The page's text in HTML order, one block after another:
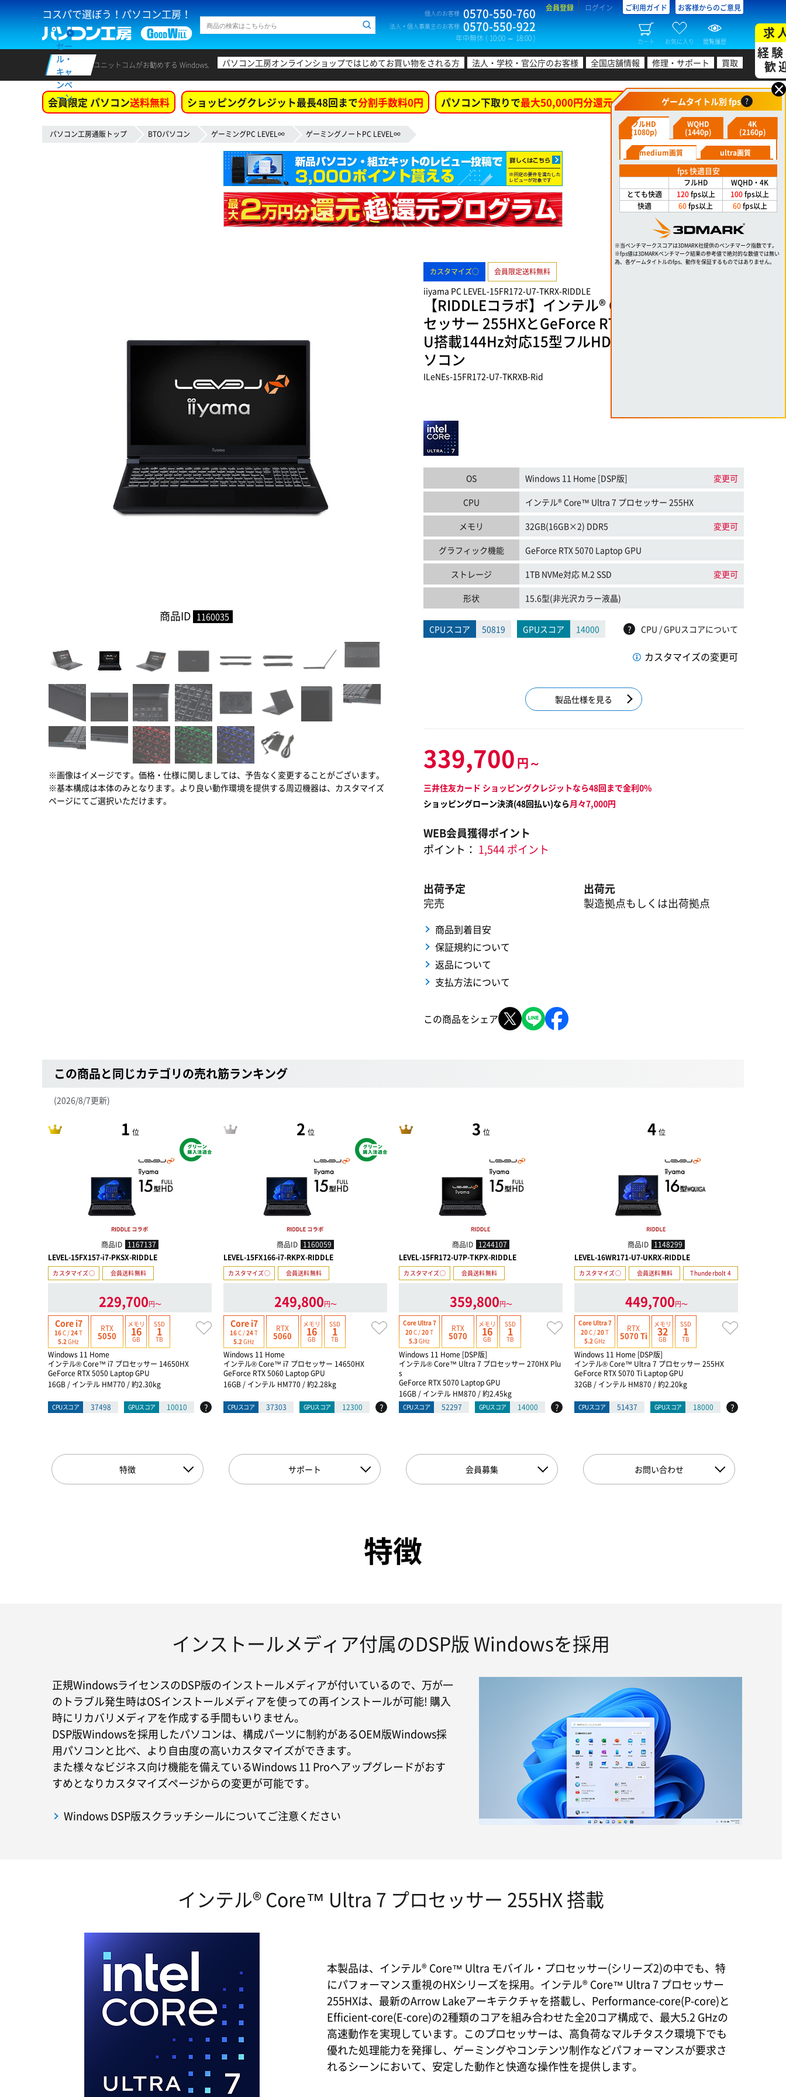
コスパで選ぼう！パソコン工房！ 個人のお客様 0570-550-760
法人・個人事業主のお客様 0570-550-922
年中無休 ( 10:00 ～ 18:00 )
会員登録 ログイン ご利用ガイド お客様からのご意見
カート お気に入り 閲覧履歴
セー
ル・
キャ
ンペ
ーン
ユニットコムがお勧めする Windows. パソコン工房オンラインショップではじめてお買い物をされる方 法人・学校・官公庁のお客様 全国店舗情報 修理・サポート 買取
求
経
歓
会員限定 パソコン送料無料 ショッピングクレジット最長48回まで分割手数料0円 パソコン下取りで最大50,000円分還元！
パソコン工房通販トップ BTOパソコン ゲーミングPC LEVEL∞ ゲーミングノートPC LEVEL∞
商品ID 1160035
※画像はイメージです。価格・仕様に関しましては、予告なく変更することがございます。
※基本構成は本体のみとなります。より良い動作環境を提供する周辺機器は、カスタマイズ
ページにてご選択いただけます。
カスタマイズ○ 会員限定送料無料
iiyama PC LEVEL-15FR172-U7-TKRX-RIDDLE
【RIDDLEコラボ】インテル® Core™ Ultra 7 プロ
セッサー 255HXとGeForce RTX 5070 Laptop GP
U搭載144Hz対応15型フルHDゲーミングノートパ
ソコン
ILeNEs-15FR172-U7-TKRXB-Rid
OS Windows 11 Home [DSP版] 変更可
CPU インテル® Core™ Ultra 7 プロセッサー 255HX
メモリ 32GB(16GB×2) DDR5 変更可
グラフィック機能 GeForce RTX 5070 Laptop GPU
ストレージ 1TB NVMe対応 M.2 SSD 変更可
形状 15.6型(非光沢カラー液晶)
CPUスコア 50819 GPUスコア 14000 ? CPU / GPUスコアについて
×
ゲームタイトル別 fps ?
フルHD
(1080p)
WQHD
(1440p)
4K
(2160p)
medium画質
ultra画質
fps 快適目安
フルHD
WQHD・4K
とても快適
120fps以上 100fps以上
快適
60fps以上 60fps以上
※当ベンチマークスコアは3DMARK社提供のベンチマーク指数です。
※fps値は3DMARKベンチマーク結果の参考値で絶対的な数値では無い
為、各ゲームタイトルのfps、動作を保証するものではありません。
カスタマイズの変更可
製品仕様を見る
339,700 円～
三井住友カード ショッピングクレジットなら48回まで金利0%
ショッピングローン決済(48回払い)なら月々7,000円
WEB会員獲得ポイント
ポイント： 1,544 ポイント
出荷予定
完売
出荷元
製造拠点もしくは出荷拠点
商品到着目安
保証規約について
返品について
支払方法について
この商品をシェア
この商品と同じカテゴリの売れ筋ランキング
(2026/8/7更新)
1 位
商品ID 1167137
LEVEL-15FX157-i7-PKSX-RIDDLE
カスタマイズ○ 会員送料無料
229,700円〜
Core i7
16C /24T
5.2 GHz
RTX
5050
メモリ
16
GB
SSD
1
TB
Windows 11 Home
インテル® Core™ i7 プロセッサー 14650HX
GeForce RTX 5050 Laptop GPU
16GB / インテル HM770 / 約2.30kg
CPUスコア 37498 GPUスコア 10010 ?
2 位
商品ID 1160059
LEVEL-15FX166-i7-RKPX-RIDDLE
カスタマイズ○ 会員送料無料
249,800円〜
Core i7
16C /24T
5.2 GHz
RTX
5060
メモリ
16
GB
SSD
1
TB
Windows 11 Home
インテル® Core™ i7 プロセッサー 14650HX
GeForce RTX 5060 Laptop GPU
16GB / インテル HM770 / 約2.28kg
CPUスコア 37303 GPUスコア 12300 ?
3 位
商品ID 1244107
LEVEL-15FR172-U7P-TKPX-RIDDLE
カスタマイズ○ 会員送料無料
359,800円〜
Core Ultra 7
20C /20T
5.3GHz
RTX
5070
メモリ
16
GB
SSD
1
TB
Windows 11 Home [DSP版]
インテル® Core™ Ultra 7 プロセッサー 270HX Plu
s
GeForce RTX 5070 Laptop GPU
16GB / インテル HM870 / 約2.45kg
CPUスコア 52297 GPUスコア 14000 ?
4 位
商品ID 1148299
LEVEL-16WR171-U7-UKRX-RIDDLE
カスタマイズ○ 会員送料無料 Thunderbolt 4
449,700円〜
Core Ultra 7
20C /20T
5.2GHz
RTX
5070 Ti
メモリ
32
GB
SSD
1
TB
Windows 11 Home [DSP版]
インテル® Core™ Ultra 7 プロセッサー 255HX
GeForce RTX 5070 Ti Laptop GPU
32GB / インテル HM870 / 約2.20kg
CPUスコア 51437 GPUスコア 18000 ?
特徴 サポート 会員募集 お問い合わせ
特徴
インストールメディア付属のDSP版 Windowsを採用
正規WindowsライセンスのDSP版のインストールメディアが付いているので、万が一
のトラブル発生時はOSインストールメディアを使っての再インストールが可能! 購入
時にリカバリメディアを作成する手間もいりません。
DSP版Windowsを採用したパソコンは、構成パーツに制約があるOEM版Windows採
用パソコンと比べ、より自由度の高いカスタマイズができます。
また様々なビジネス向け機能を備えているWindows 11 Proへアップグレードがおす
すめとなりカスタマイズページからの変更が可能です。
Windows DSP版スクラッチシールについてご注意ください
インテル® Core™ Ultra 7 プロセッサー 255HX 搭載
本製品は、インテル® Core™ Ultra モバイル・プロセッサー(シリーズ2)の中でも、特
にパフォーマンス重視のHXシリーズを採用。インテル® Core™ Ultra 7 プロセッサー
255HXは、最新のArrow Lakeアーキテクチャを搭載し、Performance-core(P-core)と
Efficient-core(E-core)の2種類のコアを組み合わせた全20コア構成で、最大5.2 GHzの
高速動作を実現しています。このプロセッサーは、高負荷なマルチタスク環境下でも
優れた処理能力を発揮し、ゲーミングやコンテンツ制作などパフォーマンスが要求さ
れるシーンにおいて、安定した動作と快適な操作性を提供します。